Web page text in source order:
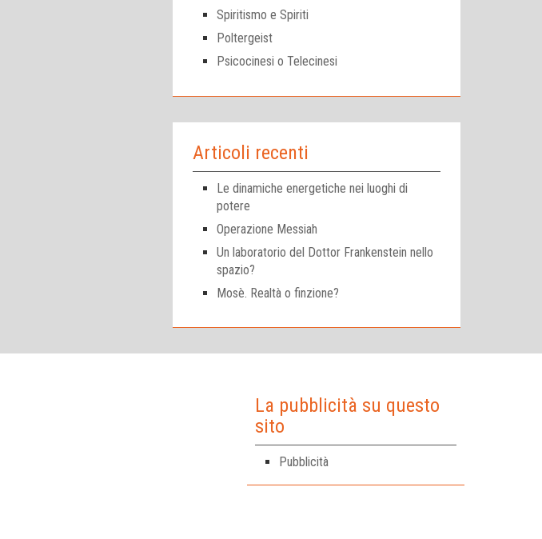
Spiritismo e Spiriti
Poltergeist
Psicocinesi o Telecinesi
Articoli recenti
Le dinamiche energetiche nei luoghi di
potere
Operazione Messiah
Un laboratorio del Dottor Frankenstein nello
spazio?
Mosè. Realtà o finzione?
La pubblicità su questo
sito
Pubblicità